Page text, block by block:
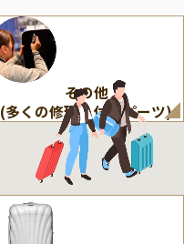
その他
(多くの修理・付属パーツ)